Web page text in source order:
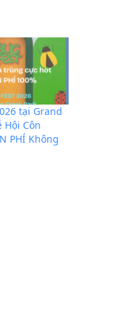
tại Grand
Hội Côn
PHÍ Không